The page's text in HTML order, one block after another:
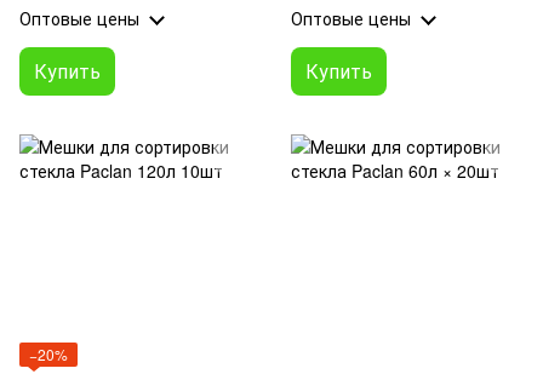
Оптовые цены
Купить
Оптовые цены
Купить
−20%